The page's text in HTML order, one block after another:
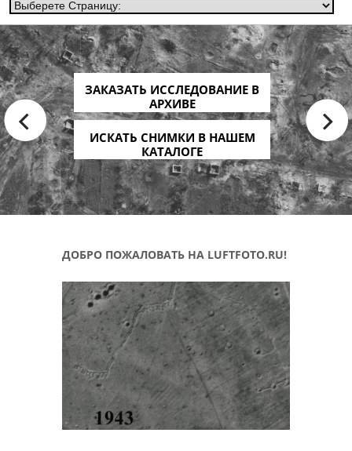
ЗАКАЗАТЬ ИССЛЕДОВАНИЕ В
АРХИВЕ
ИСКАТЬ СНИМКИ В НАШЕМ
КАТАЛОГЕ
ДОБРО ПОЖАЛОВАТЬ НА LUFTFOTO.RU!